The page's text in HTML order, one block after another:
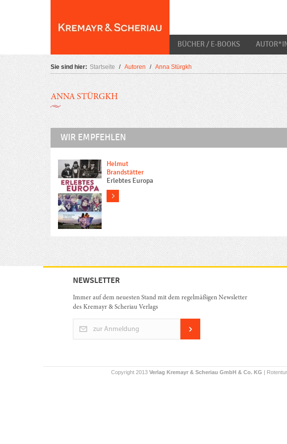
BÜCHER / E-BOOKS
Sie sind hier: Startseite / Autoren / Anna Stürgkh
ANNA STÜRGKH
WIR EMPFEHLEN
Helmut
Brandstätter
Erlebtes Europa
NEWSLETTER
Immer auf dem neuesten Stand mit dem regelmäßigen Newsletter
des Kremayr & Scheriau Verlags
zur Anmeldung
Copyright 2013 Verlag Kremayr & Scheriau GmbH & Co. KG |